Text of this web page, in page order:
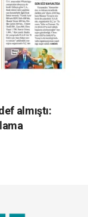
almıştı: